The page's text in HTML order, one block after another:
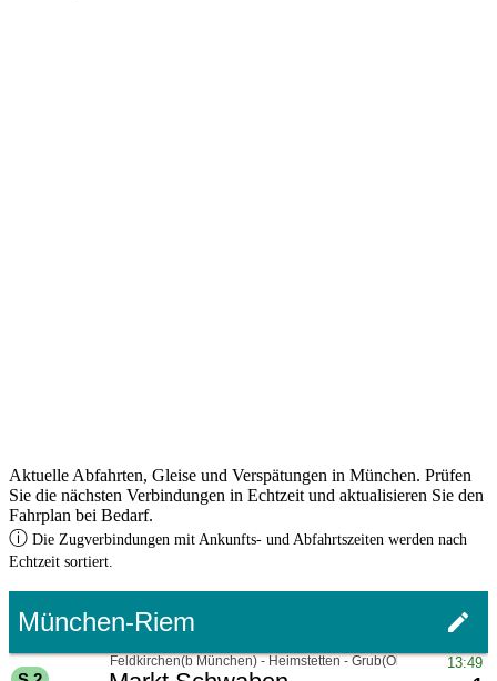
Aktuelle Abfahrten, Gleise und Verspätungen in München. Prüfen
Sie die nächsten Verbindungen in Echtzeit und aktualisieren Sie den
Fahrplan bei Bedarf.
ⓘ Die Zugverbindungen mit Ankunfts- und Abfahrtszeiten werden nach
Echtzeit sortiert.